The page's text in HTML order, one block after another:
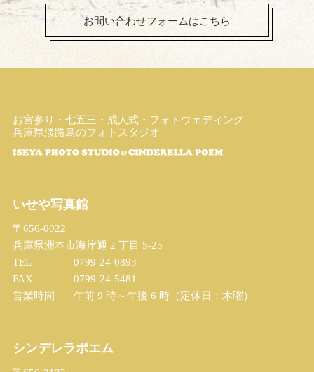
お問い合わせフォームはこちら
お宮参り・七五三・成人式・フォトウェディング
兵庫県淡路島のフォトスタジオ
いせや写真館
〒656-0022
兵庫県洲本市海岸通 2 丁目 5-25
TEL
0799-24-0893
FAX
0799-24-5481
営業時間
午前 9 時～午後 6 時（定休日：木曜）
シンデレラポエム